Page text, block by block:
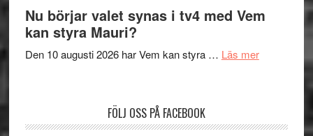
och
Shadow
Edge
spännande
Nu börjar valet synas i tv4 med Vem
kan styra Mauri?
Den 10 augusti 2026 har Vem kan styra … Läs merom
FÖLJ OSS PÅ FACEBOOK